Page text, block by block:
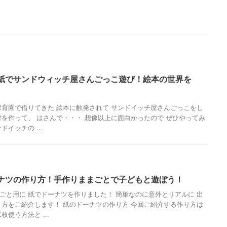
でサンドウィッチ屋さんごっこ遊び！絵本の世界を
園で借りてきた 絵本に触発されて サンドイッチ屋さんごっこをし
作って、 はさんで・・・ 想像以上に面白かったので ぜひやってみ
イッチの ...
ツの作り方！手作りままごとで子どもと遊ぼう！
と用に 紙でドーナツを作りました！ 簡単なのに意外とリアルに 出
をご紹介します！ 紙のドーナツの作り方 今回ご紹介する作り方は
使う方法と ...